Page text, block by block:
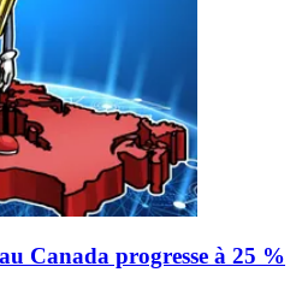
Canada progresse à 25 %